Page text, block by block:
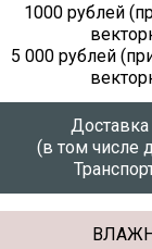
1000 рублей
5 000 рублей
Доставка
(в том числе